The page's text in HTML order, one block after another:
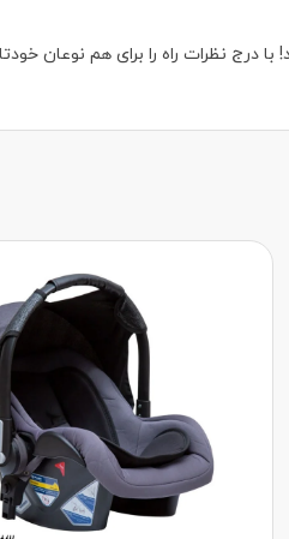
با درج نظرات راه را برای هم نوعان